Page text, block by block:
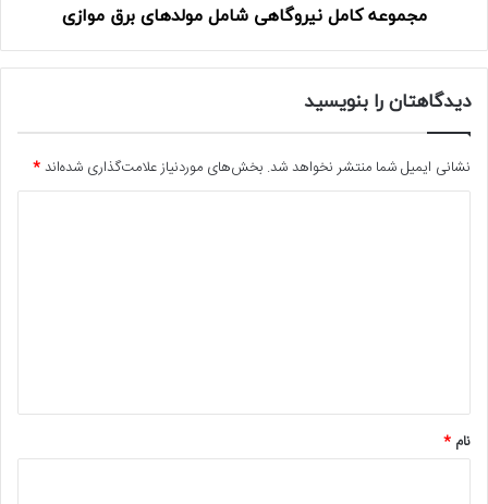
مجموعه کامل نیروگاهی شامل مولدهای برق موازی
دیدگاهتان را بنویسید
نشانی ایمیل شما منتشر نخواهد شد. بخش‌های موردنیاز علامت‌گذاری شده‌اند*
نام *